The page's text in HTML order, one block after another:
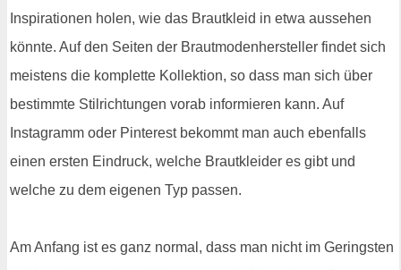
Inspirationen holen, wie das Brautkleid in etwa aussehen
könnte. Auf den Seiten der Brautmodenhersteller findet sich
meistens die komplette Kollektion, so dass man sich über
bestimmte Stilrichtungen vorab informieren kann. Auf
Instagramm oder Pinterest bekommt man auch ebenfalls
einen ersten Eindruck, welche Brautkleider es gibt und
welche zu dem eigenen Typ passen.
Am Anfang ist es ganz normal, dass man nicht im Geringsten